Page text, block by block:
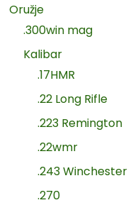
Oružje
.300win mag
Kalibar
.17HMR
.22 Long Rifle
.223 Remington
.22wmr
.243 Winchester
.270